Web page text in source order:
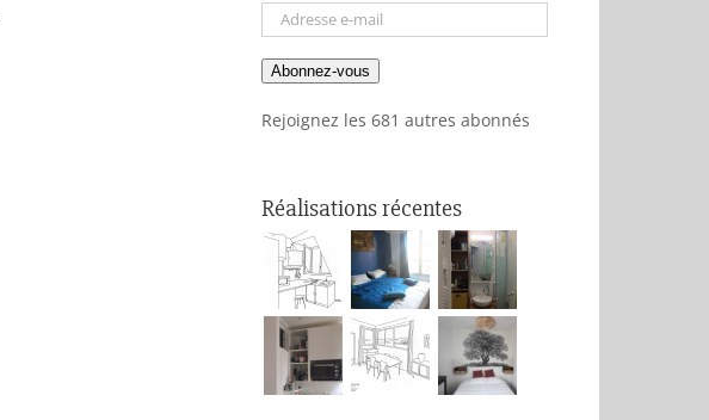
Adresse
mail
Abonnez-vous
Rejoignez les 681 autres abonnés
Réalisations récentes